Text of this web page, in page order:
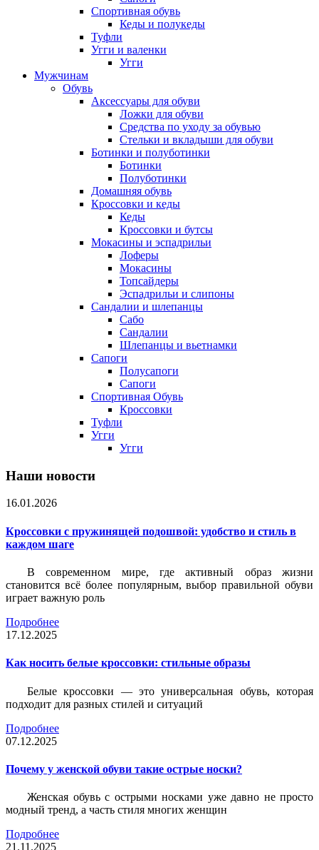
Спортивная обувь
Кеды и полукеды
Туфли
Угги и валенки
Угги
Мужчинам
Обувь
Аксессуары для обуви
Ложки для обуви
Средства по уходу за обувью
Стельки и вкладыши для обуви
Ботинки и полуботинки
Ботинки
Полуботинки
Домашняя обувь
Кроссовки и кеды
Кеды
Кроссовки и бутсы
Мокасины и эспадрильи
Лоферы
Мокасины
Топсайдеры
Эспадрильи и слипоны
Сандалии и шлепанцы
Сабо
Сандалии
Шлепанцы и вьетнамки
Сапоги
Полусапоги
Сапоги
Спортивная Обувь
Кроссовки
Туфли
Угги
Угги
Наши новости
16.01.2026
Кроссовки с пружинящей подошвой: удобство и стиль в
каждом шаге
В современном мире, где активный образ жизни
становится всё более популярным, выбор правильной обуви
играет важную роль
Подробнее
17.12.2025
Как носить белые кроссовки: стильные образы
Белые кроссовки — это универсальная обувь, которая
подходит для разных стилей и ситуаций
Подробнее
07.12.2025
Почему у женской обуви такие острые носки?
Женская обувь с острыми носками уже давно не просто
модный тренд, а часть стиля многих женщин
Подробнее
21.11.2025